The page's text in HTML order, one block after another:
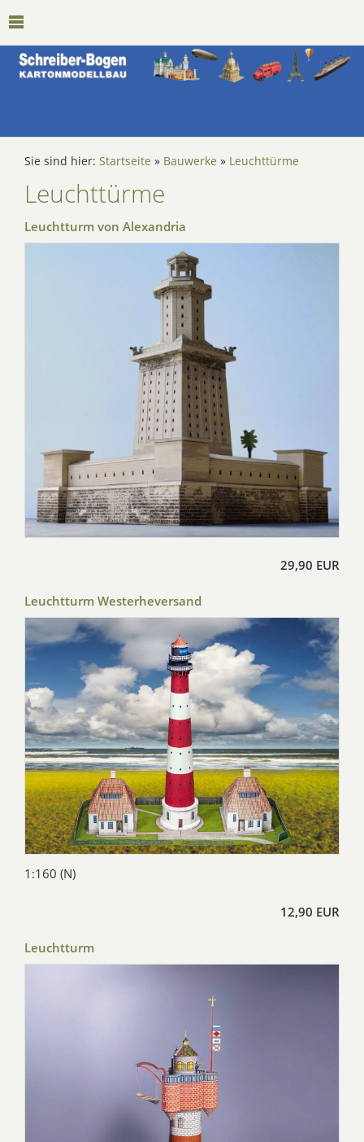
Sie sind hier: Startseite » Bauwerke » Leuchttürme
Leuchttürme
Leuchtturm von Alexandria
29,90 EUR
Leuchtturm Westerheversand
1:160 (N)
12,90 EUR
Leuchtturm